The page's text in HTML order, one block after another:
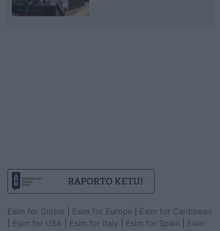
Esim for Global Esim for Europe
Esim for Caribbean
Esim for USA Esim for Italy Esim for Spain
Esim